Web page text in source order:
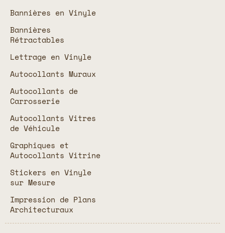
Bannières en Vinyle
Bannières
Rétractables
Lettrage en Vinyle
Autocollants Muraux
Autocollants de
Carrosserie
Autocollants Vitres
de Véhicule
Graphiques et
Autocollants Vitrine
Stickers en Vinyle
sur Mesure
Impression de Plans
Architecturaux